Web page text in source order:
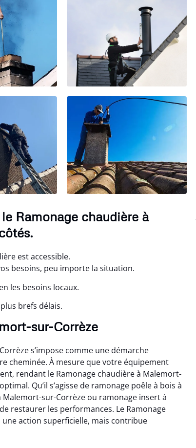
Ramonage chaudière à
est accessible.
besoins, peu importe la situation.
les besoins locaux.
brefs délais.
sur-Corrèze
s’impose comme une démarche
cheminée. À mesure que votre équipement
rendant le Ramonage chaudière à Malemort-
Qu’il s’agisse de ramonage poêle à bois à
sur-Corrèze ou ramonage insert à
restaurer les performances. Le Ramonage
action superficielle, mais contribue